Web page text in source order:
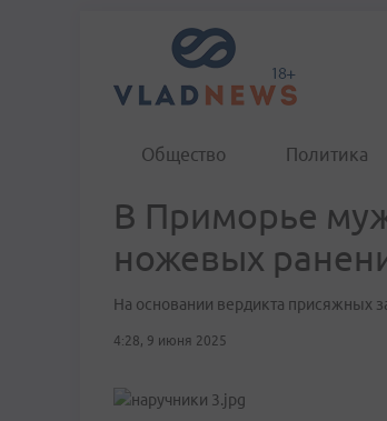
Общество Политика
В Приморье
ножевых
На основании вердикта присяжных
4:28, 9 июня 2025